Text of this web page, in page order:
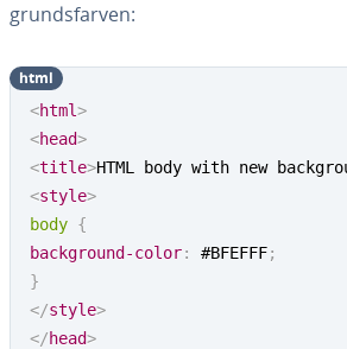
grunds­far­ven:
<html>
<head>
<title>HTML body with new
<style>
body {
background-color: #BFEFFF;
}
</style>
</head>
html